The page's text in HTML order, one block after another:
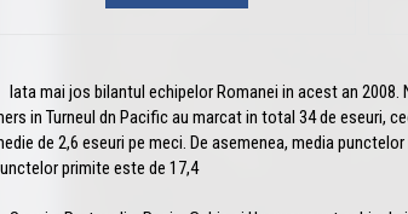
Iata mai jos bilantul echipelor Romanei in acest an
in Turneul dn Pacific au marcat in total 34 de eseuri,
de 2,6 eseuri pe meci. De asemenea, media
primite este de 17,4